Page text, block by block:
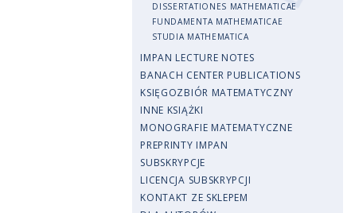
DISSERTATIONES MATHEMATICAE
FUNDAMENTA MATHEMATICAE
STUDIA MATHEMATICA
IMPAN LECTURE NOTES
BANACH CENTER PUBLICATIONS
KSIĘGOZBIÓR MATEMATYCZNY
INNE KSIĄŻKI
MONOGRAFIE MATEMATYCZNE
PREPRINTY IMPAN
SUBSKRYPCJE
LICENCJA SUBSKRYPCJI
KONTAKT ZE SKLEPEM